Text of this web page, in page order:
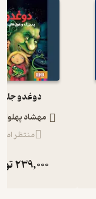
دوغدو جلد 2
مهشاد
منتظر
239,000